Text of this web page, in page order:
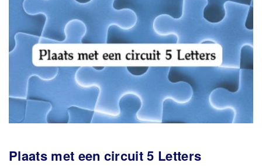
Plaats met een circuit 5 Letters